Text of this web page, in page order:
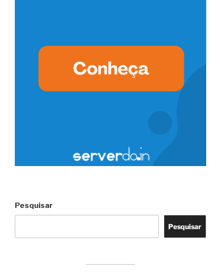
Pesquisar
Pesquisar